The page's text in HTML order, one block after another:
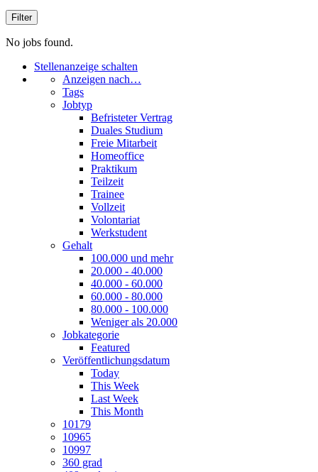
No jobs found.
Stellenanzeige schalten
Anzeigen nach…
Tags
Jobtyp
Befristeter Vertrag
Duales Studium
Freie Mitarbeit
Homeoffice
Praktikum
Teilzeit
Trainee
Vollzeit
Volontariat
Werkstudent
Gehalt
100.000 und mehr
20.000 - 40.000
40.000 - 60.000
60.000 - 80.000
80.000 - 100.000
Weniger als 20.000
Jobkategorie
Featured
Veröffentlichungsdatum
Today
This Week
Last Week
This Month
10179
10965
10997
360 grad